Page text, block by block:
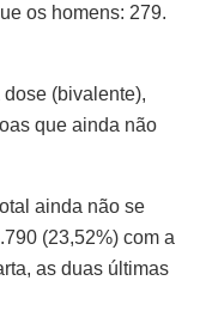
os homens: 279.
(bivalente),
que ainda não
ainda não se
(23,52%) com a
as duas últimas